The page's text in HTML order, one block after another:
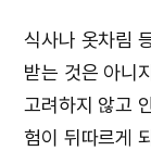
식사나 옷차림
받는 것은 아니
고려하지 않고
험이 뒤따르게